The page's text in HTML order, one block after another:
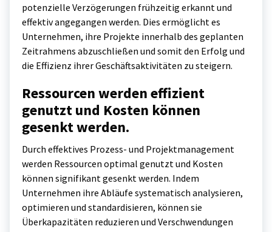
potenzielle Verzögerungen frühzeitig erkannt und
effektiv angegangen werden. Dies ermöglicht es
Unternehmen, ihre Projekte innerhalb des geplanten
Zeitrahmens abzuschließen und somit den Erfolg und
die Effizienz ihrer Geschäftsaktivitäten zu steigern.
Ressourcen werden effizient
genutzt und Kosten können
gesenkt werden.
Durch effektives Prozess- und Projektmanagement
werden Ressourcen optimal genutzt und Kosten
können signifikant gesenkt werden. Indem
Unternehmen ihre Abläufe systematisch analysieren,
optimieren und standardisieren, können sie
Überkapazitäten reduzieren und Verschwendungen